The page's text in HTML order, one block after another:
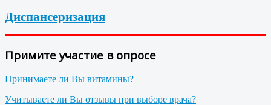
Диспансеризация
Примите участие в опросе
Принимаете ли Вы витамины?
Учитываете ли Вы отзывы при выборе врача?